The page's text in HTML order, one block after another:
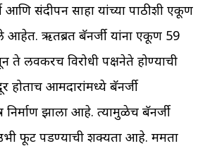
संदीपन साहा यांच्या पाठीशी एकूण
ऋतब्रत बॅनर्जी यांना एकूण 59
ते लवकरच विरोधी पक्षनेते होण्याची
होताच आमदारांमध्ये बॅनर्जी
निर्माण झाला आहे. त्यामुळेच बॅनर्जी
फूट पडण्याची शक्यता आहे. ममता